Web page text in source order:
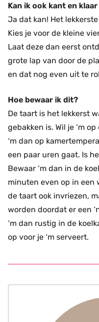
Kan ik ook kant en
Ja dat kan! Het
Kies je voor de kleine
Laat deze dan eerst
grote lap van door de
en dat nog even uit te
Hoe bewaar ik dit?
De taart is het lekkerst
gebakken is. Wil je ‘m
‘m dan op
een paar uren gaat. Is
Bewaar ‘m dan in de
minuten even op in een
de taart ook invriezen,
worden doordat er een
‘m dan rustig in de
op voor je ‘m serveert.